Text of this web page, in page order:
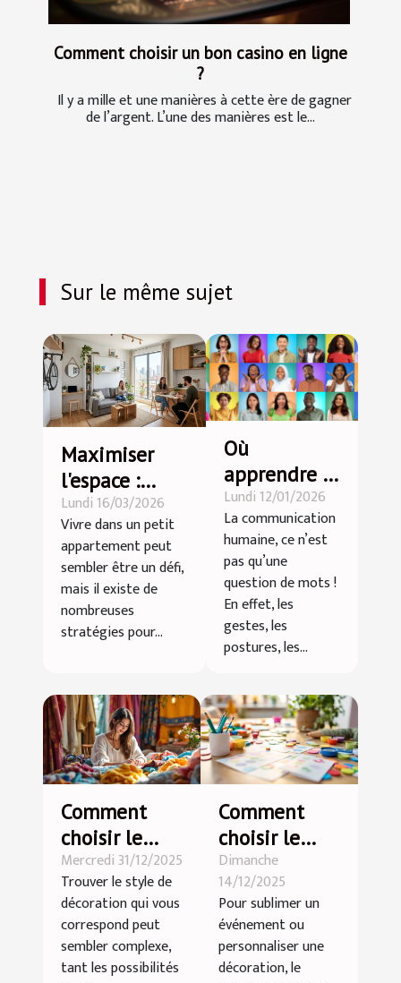
Comment choisir un bon casino en ligne
?
Il y a mille et une manières à cette ère de gagner
de l’argent. L’une des manières est le...
Sur le même sujet
Maximiser
l'espace :
astuces pour
petits
appartements
Lundi 16/03/2026
Vivre dans un petit
appartement peut
sembler être un défi,
mais il existe de
nombreuses
stratégies pour...
Où
apprendre le
langage non
verbal ?
Lundi 12/01/2026
La communication
humaine, ce n’est
pas qu’une
question de mots !
En effet, les
gestes, les
postures, les...
Comment
choisir le
style de
décoration
qui vous
correspond ?
Mercredi 31/12/2025
Trouver le style de
décoration qui vous
correspond peut
sembler complexe,
tant les possibilités
Comment
choisir le
sticker idéal
pour chaque
occasion ?
Dimanche
14/12/2025
Pour sublimer un
événement ou
personnaliser une
décoration, le